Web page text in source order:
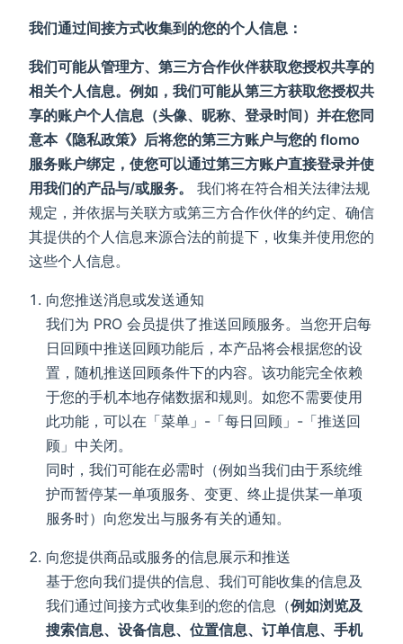
我们通过间接方式收集到的您的个人信息：
我们可能从管理方、第三方合作伙伴获取您授权共享的
相关个人信息。例如，我们可能从第三方获取您授权共
享的账户个人信息（头像、昵称、登录时间）并在您同
意本《隐私政策》后将您的第三方账户与您的 flomo
服务账户绑定，使您可以通过第三方账户直接登录并使
用我们的产品与/或服务。
我们将在符合相关法律法规
规定，并依据与关联方或第三方合作伙伴的约定、确信
其提供的个人信息来源合法的前提下，收集并使用您的
这些个人信息。
向您推送消息或发送通知
我们为 PRO 会员提供了推送回顾服务。当您开启每
日回顾中推送回顾功能后，本产品将会根据您的设
置，随机推送回顾条件下的内容。该功能完全依赖
于您的手机本地存储数据和规则。如您不需要使用
此功能，可以在「菜单」-「每日回顾」-「推送回
顾」中关闭。
同时，我们可能在必需时（例如当我们由于系统维
护而暂停某一单项服务、变更、终止提供某一单项
服务时）向您发出与服务有关的通知。
向您提供商品或服务的信息展示和推送
基于您向我们提供的信息、我们可能收集的信息及
我们通过间接方式收集到的您的信息（例如浏览及
搜索信息、设备信息、位置信息、订单信息、手机